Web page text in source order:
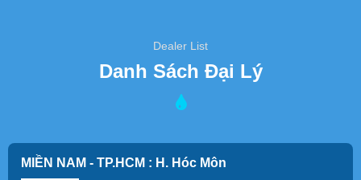
Dealer List
Danh Sách Đại Lý
MIỀN NAM - TP.HCM : H. Hóc Môn